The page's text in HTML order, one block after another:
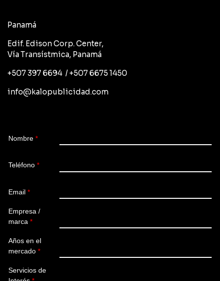
Panamá
Edif. Edison Corp. Center,
Vía Transístmica, Panamá
+507 397 6694 / +507 6675 1450
info@kalopublicidad.com